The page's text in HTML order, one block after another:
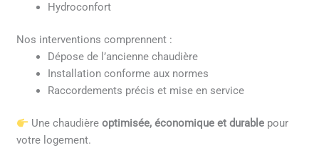
Hydroconfort
Nos interventions comprennent :
Dépose de l’ancienne chaudière
Installation conforme aux normes
Raccordements précis et mise en service
Une chaudière optimisée, économique et durablepour
votre logement.